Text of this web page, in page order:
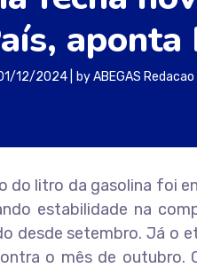
aponta
12/2024 byABEGAS Redacao
do litro da gasolina foi
estabilidade na
desde setembro. Já o
o mês de outubro.